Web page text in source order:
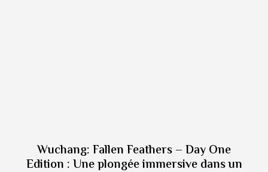
Wuchang: Fallen Feathers – Day One
Edition : Une plongée immersive dans un